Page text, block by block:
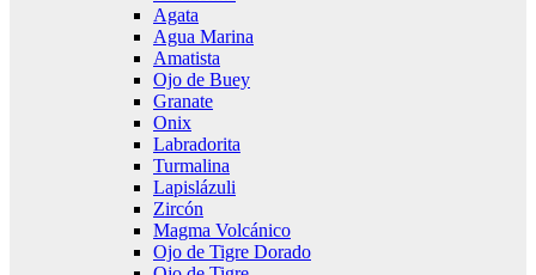
Agata
Agua Marina
Amatista
Ojo de Buey
Granate
Onix
Labradorita
Turmalina
Lapislázuli
Zircón
Magma Volcánico
Ojo de Tigre Dorado